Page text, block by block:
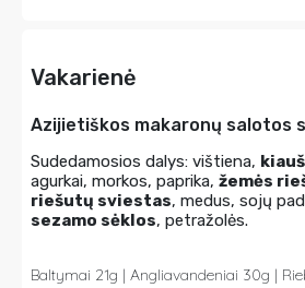
Vakarienė
Azijietiškos makaronų salotos
Sudedamosios dalys: vištiena,
agurkai, morkos, paprika, žemės
riešutų sviestas, medus, sojų
sezamo sėklos, petražolės.
Baltymai 21g | Angliavandeniai 30g |